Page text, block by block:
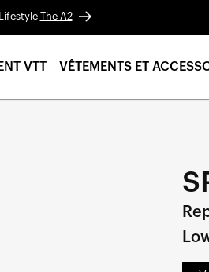
The A2
VTT VÊTEMENTS ET